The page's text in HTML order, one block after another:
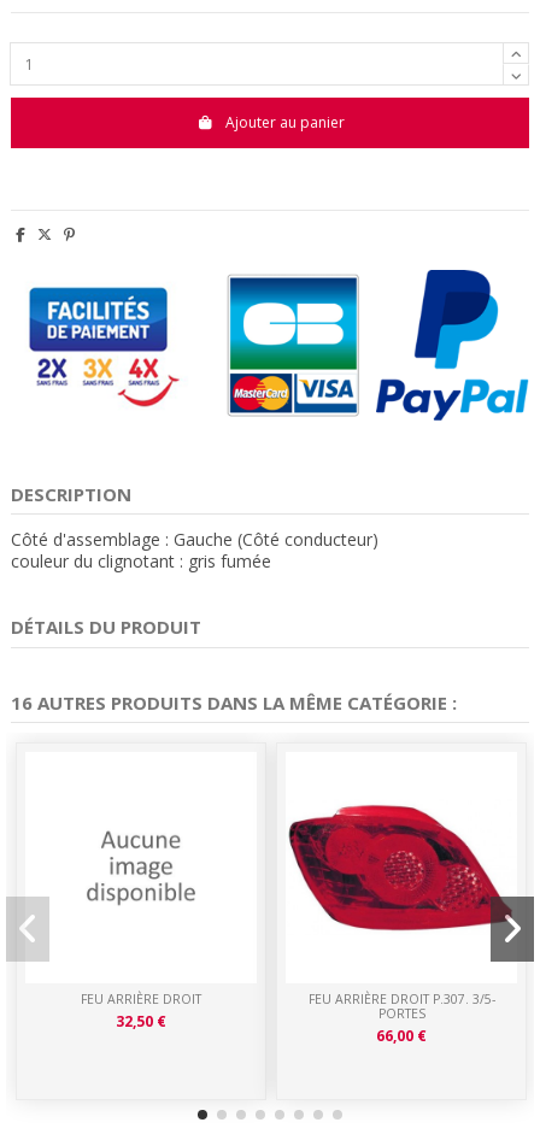
Ajouter au panier
DESCRIPTION
Côté d'assemblage : Gauche (Côté conducteur)
couleur du clignotant : gris fumée
DÉTAILS DU PRODUIT
16 AUTRES PRODUITS DANS LA MÊME CATÉGORIE :
FEU ARRIÈRE DROIT
32,50 €
FEU ARRIÈRE DROIT P.307. 3/5-
PORTES
66,00 €